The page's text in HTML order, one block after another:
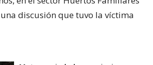
discusión que tuvo la víctima